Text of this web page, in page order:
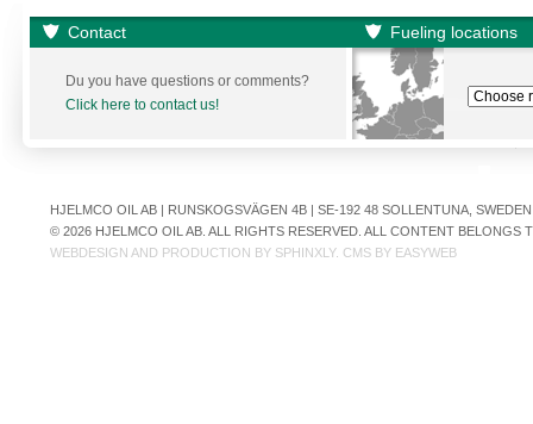
Contact Fueling locations
Du you have questions or comments?
Click here to contact us!
HJELMCO OIL AB | RUNSKOGSVÄGEN 4B | SE-192 48 SOLLENTUNA,
© 2026 HJELMCO OIL AB. ALL RIGHTS RESERVED. ALL CONTENT
WEBDESIGN AND PRODUCTION BY SPHINXLY. CMS BY EASYWEB